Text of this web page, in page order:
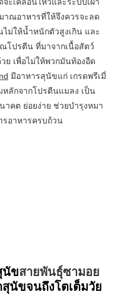
ณอาหารที่ให้จึงควรจะลด
ไม่ให้น้ำหนักตัวสูงเกิน และ
โปรตีน ที่มาจากเนื้อสัตว์
ย เพื่อไม่ให้พวกมันท้องอืด
มีอาหารสุนัขแก่ เกรดพรีเมี่
ลักจากโปรตีนแมลง เป็น
าคต ย่อยง่าย ช่วยบำรุงหมา
อาหารครบถ้วน
นัขสายพันธุ์ซามอย
นัขจนถึงโตเต็มวัย